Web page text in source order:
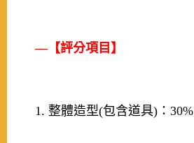
—【評分項目】
1. 整體造型(包含道具)：30%